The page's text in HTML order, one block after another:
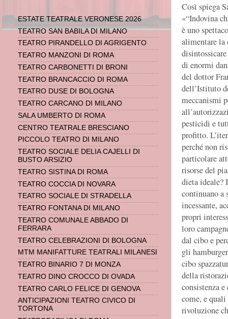
Così spiega
«“Indovina
è uno
alimentare la
di enormi
del dottor
dell’Istituto
meccanismi
pesticidi e
profitto.
perché non
particolare
risorse del
dieta ideale?
continuano a
incessante,
propri
loro
dal cibo e
gli
cibo
della
consistenza
come, e
rivoluzione
ESTATE TEATRALE VERONESE 2026
TEATRO SAN BABILA DI MILANO
TEATRO PIRANDELLO DI AGRIGENTO
TEATRO MANZONI DI ROMA
TEATRO CARBONETTI DI BRONI
TEATRO BRANCACCIO DI ROMA
TEATRO DUSE DI BOLOGNA
TEATRO CARCANO DI MILANO
SALA UMBERTO DI ROMA
CENTRO TEATRALE BRESCIANO
PICCOLO TEATRO DI MILANO
TEATRO SOCIALE DELIA CAJELLI DI
BUSTO ARSIZIO
TEATRO SISTINA DI ROMA
TEATRO COCCIA DI NOVARA
TEATRO SOCIALE DI STRADELLA
TEATRO FONTANA DI MILANO
TEATRO COMUNALE ABBADO DI
FERRARA
TEATRO CELEBRAZIONI DI BOLOGNA
MTM MANIFATTURE TEATRALI MILANESI
TEATRO BINARIO 7 DI MONZA
TEATRO DINO CROCCO DI OVADA
TEATRO CARLO FELICE DI GENOVA
ANTICIPAZIONI TEATRO CIVICO DI
TORTONA